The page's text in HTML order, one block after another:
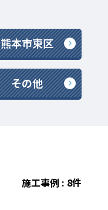
熊本市東区
その他
施工事例 : 8件